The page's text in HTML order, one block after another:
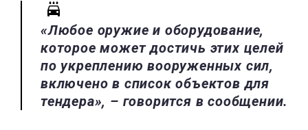
«Любое оружие и оборудование,
которое может достичь этих целей
по укреплению вооруженных сил,
включено в список объектов для
тендера», – говорится в сообщении.